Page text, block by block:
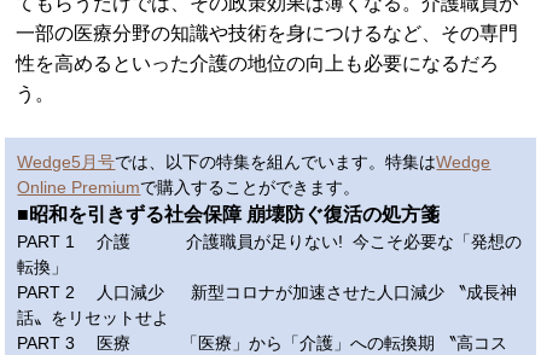
一部の医療分野の知識や技術を身につけるなど、その専門
性を高めるといった介護の地位の向上も必要になるだろ
う。
Wedge5月号では、以下の特集を組んでいます。特集はWedge
Online Premiumで購入することができます。
■昭和を引きずる社会保障 崩壊防ぐ復活の処方箋
PART 1 介護 介護職員が足りない! 今こそ必要な「発想の
転換」
PART 2 人口減少 新型コロナが加速させた人口減少 〝成長神
話〟をリセットせよ
PART 3 医療 「医療」から「介護」への転換期 〝高コス